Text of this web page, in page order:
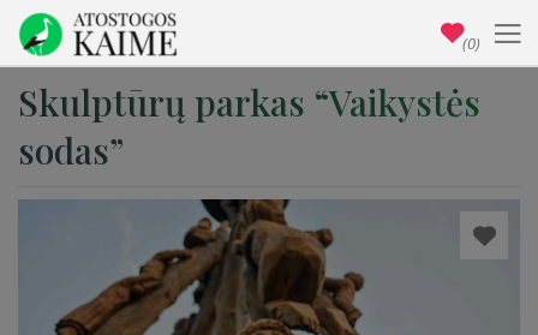
Skulptūrų parkas “Vaikystės
sodas”
(0)